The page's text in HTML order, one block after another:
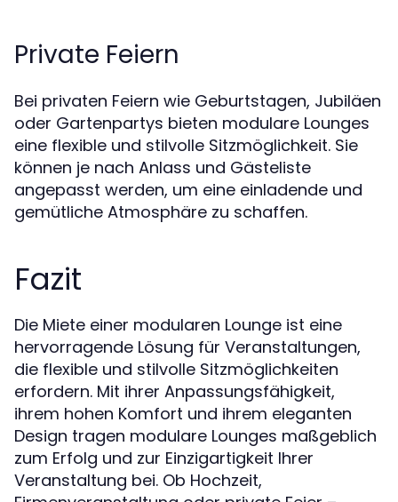
Private Feiern
Bei privaten Feiern wie Geburtstagen, Jubiläen
oder Gartenpartys bieten modulare Lounges
eine flexible und stilvolle Sitzmöglichkeit. Sie
können je nach Anlass und Gästeliste
angepasst werden, um eine einladende und
gemütliche Atmosphäre zu schaffen.
Fazit
Die Miete einer modularen Lounge ist eine
hervorragende Lösung für Veranstaltungen,
die flexible und stilvolle Sitzmöglichkeiten
erfordern. Mit ihrer Anpassungsfähigkeit,
ihrem hohen Komfort und ihrem eleganten
Design tragen modulare Lounges maßgeblich
zum Erfolg und zur Einzigartigkeit Ihrer
Veranstaltung bei. Ob Hochzeit,